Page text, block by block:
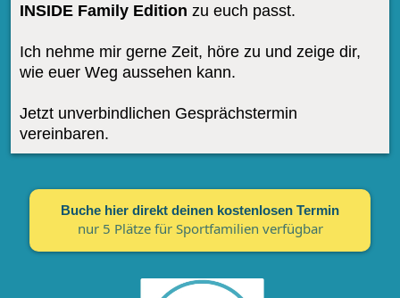
INSIDE Family Edition zu euch passt.
Ich nehme mir gerne Zeit, höre zu und zeige dir,
wie euer Weg aussehen kann.
Jetzt unverbindlichen Gesprächstermin
vereinbaren.
Buche hier direkt deinen kostenlosen Termin
nur 5 Plätze für Sportfamilien verfügbar